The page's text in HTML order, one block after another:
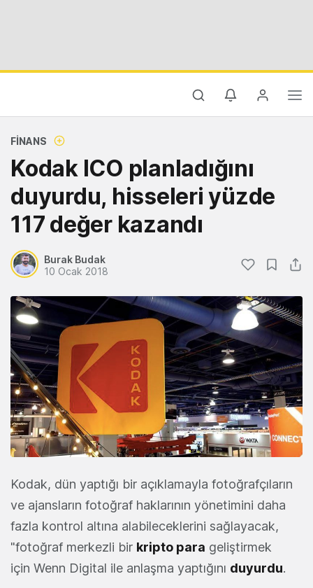
FINANS
Kodak ICO planladığını
duyurdu, hisseleri yüzde
117 değer kazandı
Burak Budak
10 Ocak 2018
Kodak, dün yaptığı bir açıklamayla fotoğrafçıların
ve ajansların fotoğraf haklarının yönetimini daha
fazla kontrol altına alabileceklerini sağlayacak,
"fotoğraf merkezli bir kripto para geliştirmek
için Wenn Digital ile anlaşma yaptığını duyurdu.